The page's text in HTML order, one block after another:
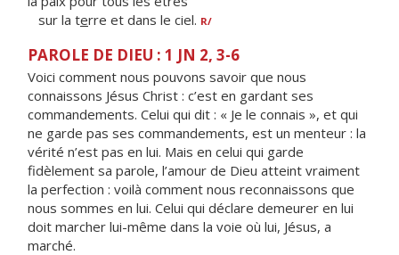
sur la terre et dans le ciel. R/
PAROLE DE DIEU : 1 JN 2, 3-6
Voici comment nous pouvons savoir que nous
connaissons Jésus Christ : c’est en gardant ses
commandements. Celui qui dit : « Je le connais », et qui
ne garde pas ses commandements, est un menteur : la
vérité n’est pas en lui. Mais en celui qui garde
fidèlement sa parole, l’amour de Dieu atteint vraiment
la perfection : voilà comment nous reconnaissons que
nous sommes en lui. Celui qui déclare demeurer en lui
doit marcher lui-même dans la voie où lui, Jésus, a
marché.